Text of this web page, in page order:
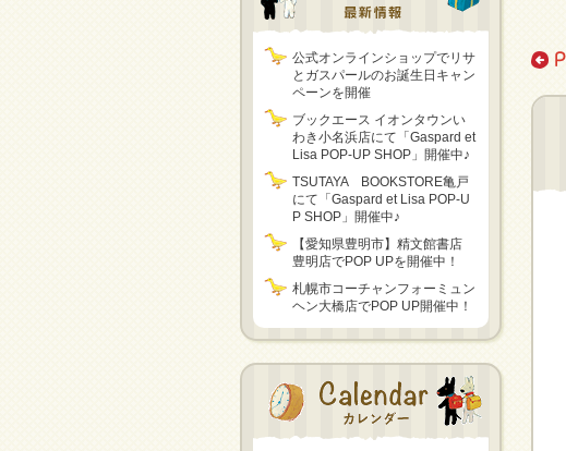
公式オンラインショップでリサ
とガスパールのお誕生日キャン
ペーンを開催
ブックエース イオンタウンい
わき小名浜店にて「Gaspard et
Lisa POP-UP SHOP」開催中♪
TSUTAYA BOOKSTORE亀戸
にて「Gaspard et Lisa POP-U
P SHOP」開催中♪
【愛知県豊明市】精文館書店
豊明店でPOP UPを開催中！
札幌市コーチャンフォーミュン
ヘン大橋店でPOP UP開催中！